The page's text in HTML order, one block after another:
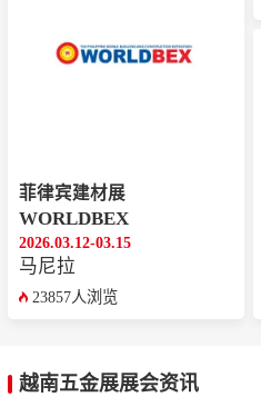
菲律宾建材展
WORLDBEX
2026.03.12-03.15
马尼拉
23857人浏览
越南五金展展会资讯